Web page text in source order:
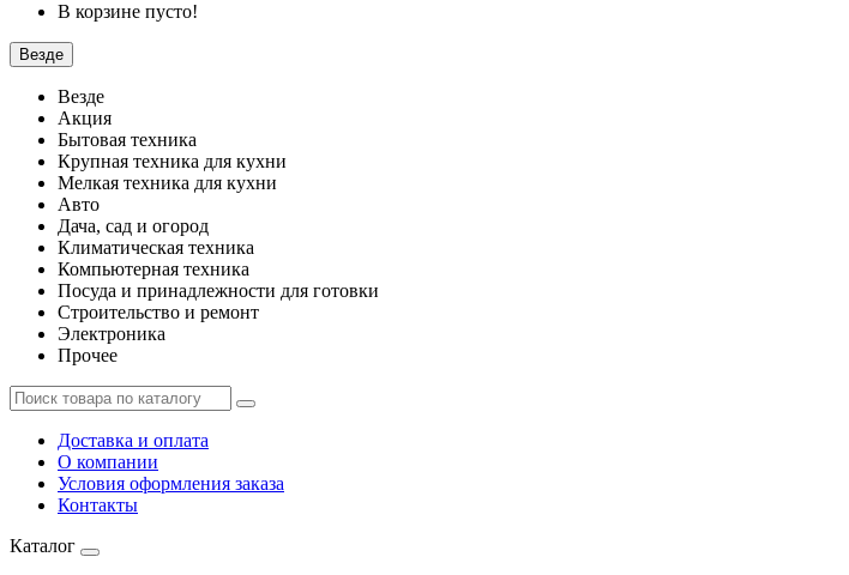
В корзине пусто!
Везде
Везде
Акция
Бытовая техника
Крупная техника для кухни
Мелкая техника для кухни
Авто
Дача, сад и огород
Климатическая техника
Компьютерная техника
Посуда и принадлежности для готовки
Строительство и ремонт
Электроника
Прочее
Доставка и оплата
О компании
Условия оформления заказа
Контакты
Каталог